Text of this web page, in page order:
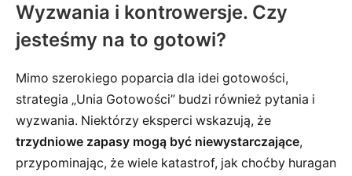
Wyzwania i kontrowersje. Czy
jesteśmy na to gotowi?
Mimo szerokiego poparcia dla idei gotowości,
strategia „Unia Gotowości” budzi również pytania i
wyzwania. Niektórzy eksperci wskazują, że
trzydniowe zapasy mogą być niewystarczające,
przypominając, że wiele katastrof, jak choćby huragan